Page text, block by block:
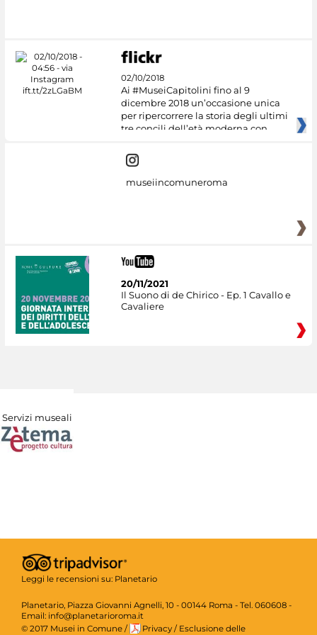
02/10/2018
Ai #MuseiCapitolini fino al 9
dicembre 2018 un’occasione unica
per ripercorrere la storia degli ultimi
tre concili dell’età moderna con
museiincomuneroma
20/11/2021
Il Suono di de Chirico - Ep. 1 Cavallo e
Cavaliere
Servizi museali
Leggi le recensioni su: Planetario
Planetario, Piazza Giovanni Agnelli, 10 - 00144 Roma - Tel. 060608 -
Email: info@planetarioroma.it
© 2017 Musei in Comune / Privacy / Esclusione delle